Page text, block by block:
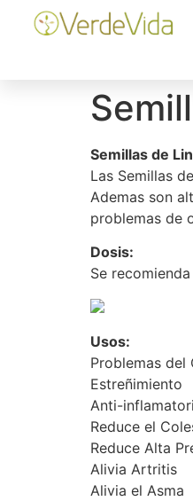
Semillas de
Las Semillas
Ademas son
problemas de
Dosis:
Se
Usos:
Problemas del
Estreñimiento
Anti-
Reduce el
Reduce Alta
Alivia Artritis
Alivia el Asma